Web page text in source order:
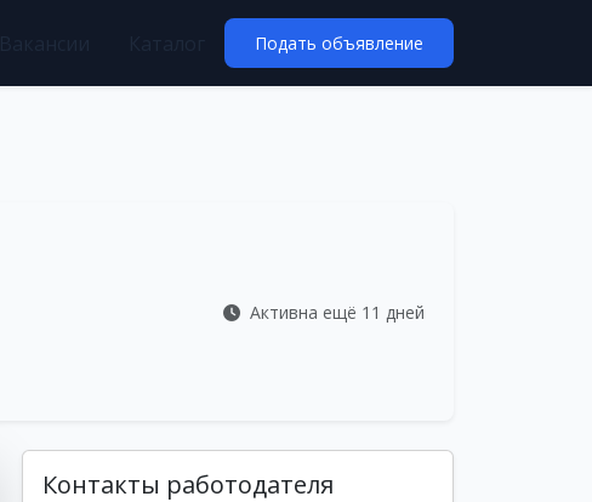
Подать объявление
Активна ещё 11 дней
Контакты работодателя